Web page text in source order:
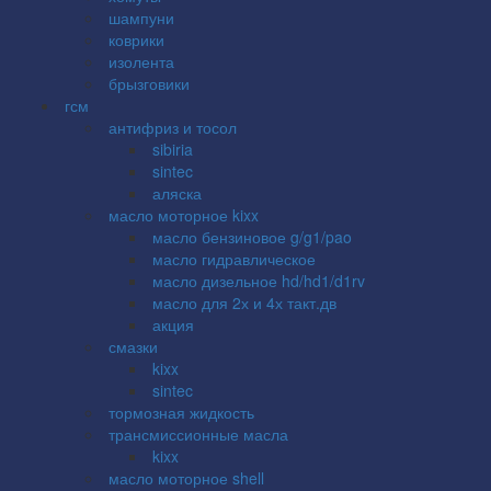
шампуни
коврики
изолента
брызговики
гсм
антифриз и тосол
sibiria
sintec
аляска
масло моторное kixx
масло бензиновое g/g1/pao
масло гидравлическое
масло дизельное hd/hd1/d1rv
масло для 2х и 4х такт.дв
акция
смазки
kixx
sintec
тормозная жидкость
трансмиссионные масла
kixx
масло моторное shell